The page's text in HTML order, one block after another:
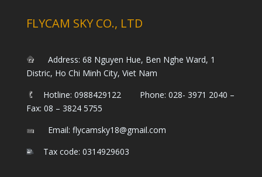
FLYCAM SKY CO., LTD
Address: 68 Nguyen Hue, Ben Nghe Ward, 1
Distric, Ho Chi Minh City, Viet Nam
Hotline: 0988429122 Phone: 028- 3971 2040 –
Fax: 08 – 3824 5755
Email: flycamsky18@gmail.com
Tax code: 0314929603